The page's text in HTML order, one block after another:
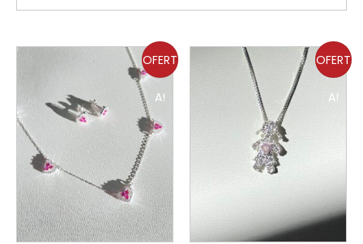
OFERT
A!
OFERT
A!